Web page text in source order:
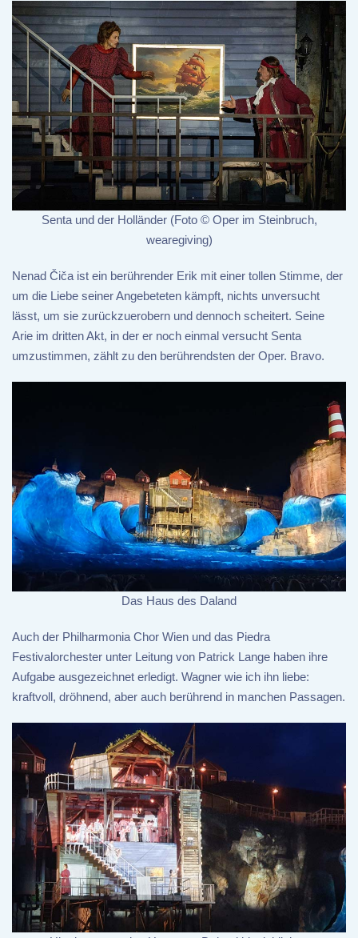
Senta und der Holländer (Foto © Oper im Steinbruch,
wearegiving)
Nenad Čiča ist ein berührender Erik mit einer tollen Stimme, der
um die Liebe seiner Angebeteten kämpft, nichts unversucht
lässt, um sie zurückzuerobern und dennoch scheitert. Seine
Arie im dritten Akt, in der er noch einmal versucht Senta
umzustimmen, zählt zu den berührendsten der Oper. Bravo.
Das Haus des Daland
Auch der Philharmonia Chor Wien und das Piedra
Festivalorchester unter Leitung von Patrick Lange haben ihre
Aufgabe ausgezeichnet erledigt. Wagner wie ich ihn liebe:
kraftvoll, dröhnend, aber auch berührend in manchen Passagen.